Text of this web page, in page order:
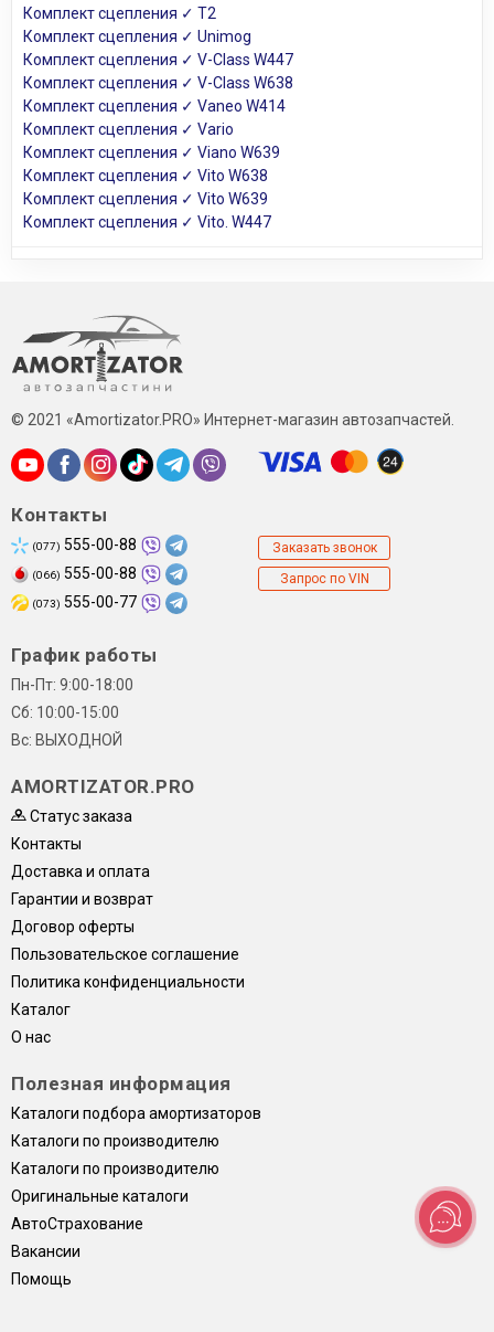
Комплект сцепления ✓ T2
Комплект сцепления ✓ Unimog
Комплект сцепления ✓ V-Class W447
Комплект сцепления ✓ V-Class W638
Комплект сцепления ✓ Vaneo W414
Комплект сцепления ✓ Vario
Комплект сцепления ✓ Viano W639
Комплект сцепления ✓ Vito W638
Комплект сцепления ✓ Vito W639
Комплект сцепления ✓ Vito. W447
© 2021 «Amortizator.PRO» Интернет-магазин автозапчастей.
Контакты
(077) 555-00-88
(066) 555-00-88
(073) 555-00-77
Заказать звонок
Запрос по VIN
График работы
Пн-Пт: 9:00-18:00
Сб: 10:00-15:00
Вс: ВЫХОДНОЙ
AMORTIZATOR.PRO
Статус заказа
Контакты
Доставка и оплата
Гарантии и возврат
Договор оферты
Пользовательское соглашение
Политика конфиденциальности
Каталог
О нас
Полезная информация
Каталоги подбора амортизаторов
Каталоги по производителю
Каталоги по производителю
Оригинальные каталоги
АвтоСтрахование
Вакансии
Помощь